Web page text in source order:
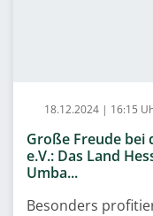
18.12.2024 | 16:15
Große Freude bei
e.V.: Das Land
Umba...
Besonders